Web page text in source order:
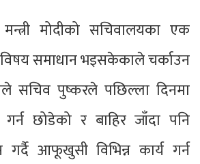
मोदीको सचिवालयका एक
समाधान भइसकेकाले चर्काउन
सचिव पुष्करले पछिल्ला दिनमा
छोडेको र बाहिर जाँदा पनि
गर्दै आफूखुसी विभिन्न कार्य गर्न